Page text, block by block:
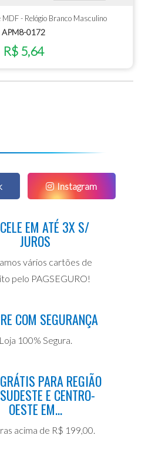
MDF - Relógio Branco Masculino
APM8-0172
R$ 5,64
Instagram
EM ATÉ 3X S/
JUROS
vários cartões de
pelo PAGSEGURO!
COM SEGURANÇA
Loja 100% Segura.
PARA REGIÃO
E CENTRO-
OESTE EM...
acima de R$ 199,00.